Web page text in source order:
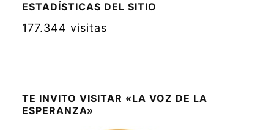
ESTADÍSTICAS DEL SITIO
177.344 visitas
TE INVITO VISITAR «LA VOZ DE LA
ESPERANZA»